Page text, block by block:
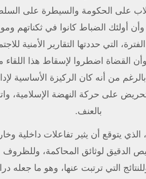
الحكومة والسيطرة على السلطة، هو
الضباط كانوا في ثكناتهم ومواقع
حددتها التقارير الأمنية للاجتماع
اضطروا لإسقاط هذا اللقاء من
أنه كان الركيزة الأساسية لإدانة
حركة النهضة الإسلامية، واتهامها
أن يثير تفاعلات داخلية وخارجية،
لوثائق المحاكمة، وللظروف التي
ترتبت عنها، وهو ما جعله دراسة